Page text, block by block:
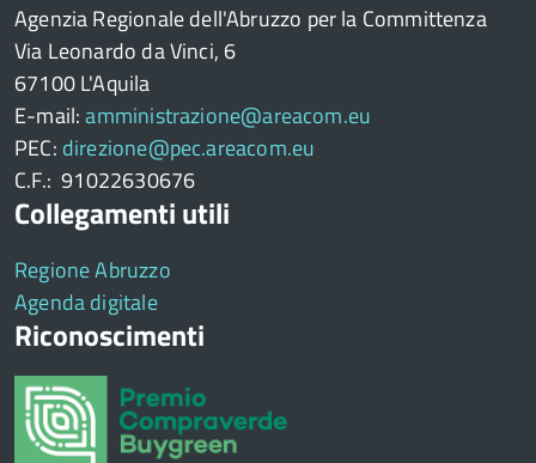
Agenzia Regionale dell'Abruzzo per la Committenza
Via Leonardo da Vinci, 6
67100 L'Aquila
E-mail:amministrazione@areacom.eu
PEC: direzione@pec.areacom.eu
C.F.: 91022630676
Collegamenti utili
Regione Abruzzo
Agenda digitale
Riconoscimenti